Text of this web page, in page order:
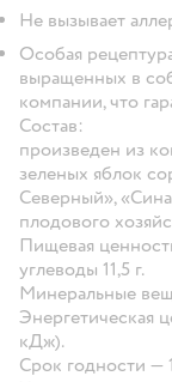
Не вызывает
Особая
выращенных в
компании, что
Состав:
произведен из
зеленых яблок
Северный»,
плодового
Пищевая
углеводы 11,5 г.
Минеральные
Энергетическая
кДж).
Срок годности —